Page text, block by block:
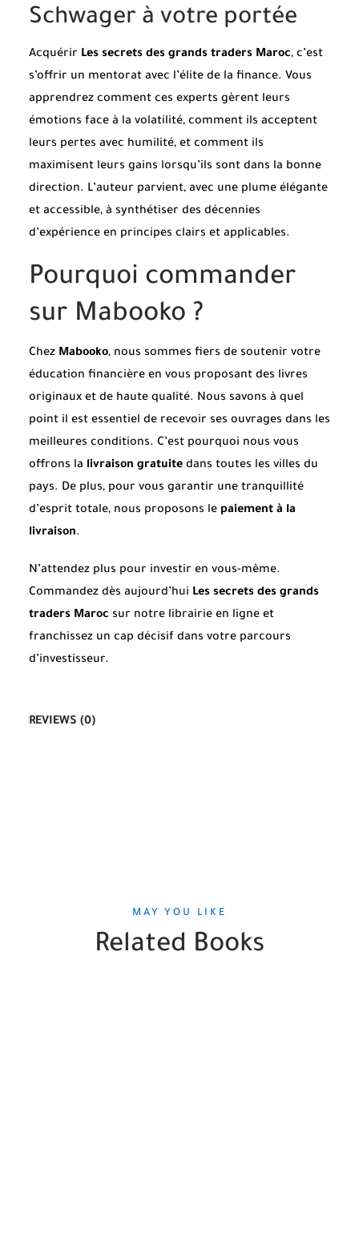
Schwager à votre portée
Acquérir Les secrets des grands traders Maroc, c’est
s’offrir un mentorat avec l’élite de la finance. Vous
apprendrez comment ces experts gèrent leurs
émotions face à la volatilité, comment ils acceptent
leurs pertes avec humilité, et comment ils
maximisent leurs gains lorsqu’ils sont dans la bonne
direction. L’auteur parvient, avec une plume élégante
et accessible, à synthétiser des décennies
d’expérience en principes clairs et applicables.
Pourquoi commander
sur Mabooko ?
Chez Mabooko, nous sommes fiers de soutenir votre
éducation financière en vous proposant des livres
originaux et de haute qualité. Nous savons à quel
point il est essentiel de recevoir ses ouvrages dans les
meilleures conditions. C’est pourquoi nous vous
offrons la livraison gratuite dans toutes les villes du
pays. De plus, pour vous garantir une tranquillité
d’esprit totale, nous proposons le paiement à la
livraison.
N’attendez plus pour investir en vous-même.
Commandez dès aujourd’hui Les secrets des grands
traders Maroc sur notre librairie en ligne et
franchissez un cap décisif dans votre parcours
d’investisseur.
REVIEWS (0)
MAY YOU LIKE
Related Books